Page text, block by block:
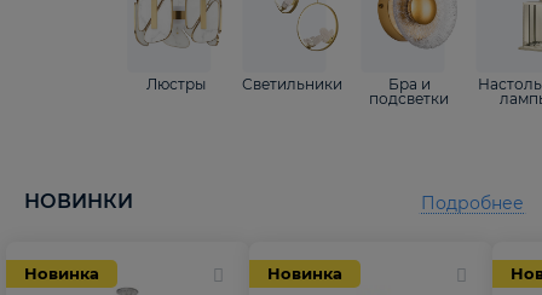
Люстры Светильники
Бра и
подсветки
НОВИНКИ
Новинка Новинка
Подробнее